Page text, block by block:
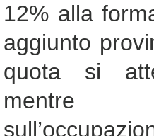
12% alla
aggiunto
quota si
mentre